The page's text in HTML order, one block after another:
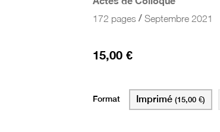
172 pages / Septembre 2021
15,00 €
Format Imprimé (15,00 €)